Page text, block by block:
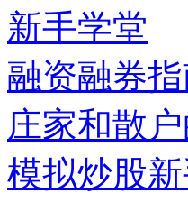
新手学堂
融资融券
庄家和散户
模拟炒股